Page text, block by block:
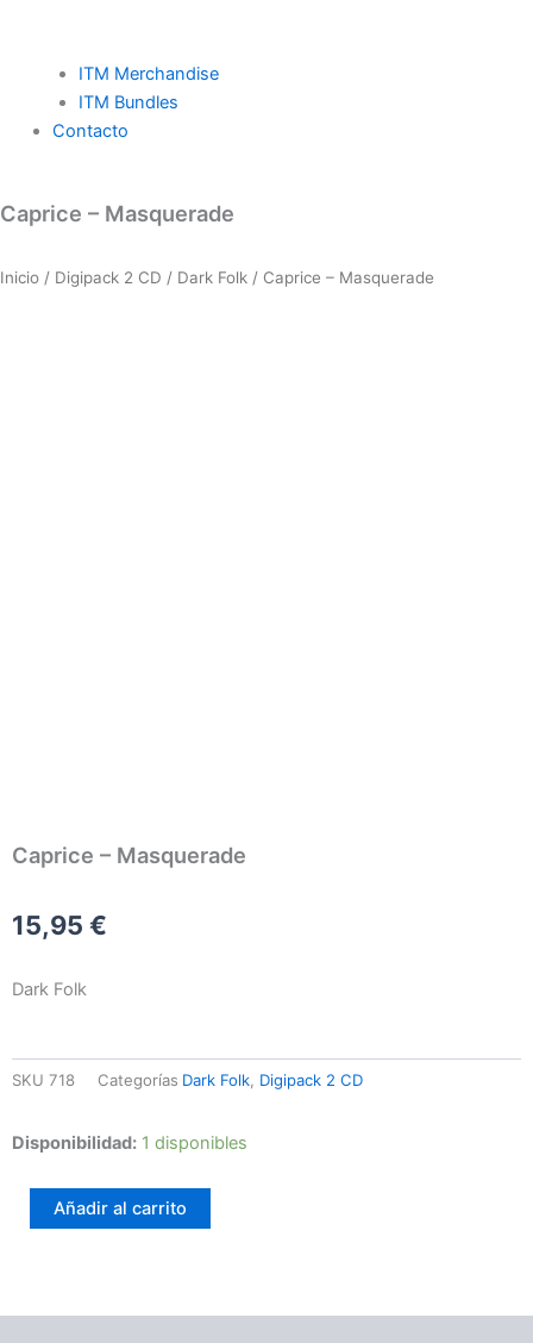
ITM Merchandise
ITM Bundles
Contacto
Caprice – Masquerade
Inicio / Digipack 2 CD / Dark Folk / Caprice – Masquerade
Caprice – Masquerade
15,95 €
Dark Folk
SKU 718 Categorías Dark Folk Digipack 2 CD
Disponibilidad: 1 disponibles
Caprice
Masquerade
cantidadAñadir al carrito